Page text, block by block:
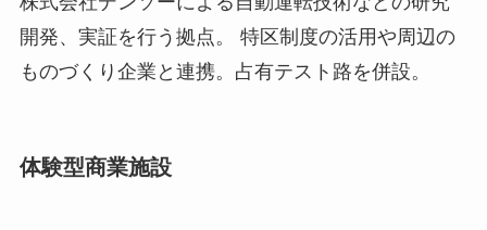
開発、実証を行う拠点。 特区制度の活用や周辺の
ものづくり企業と連携。占有テスト路を併設。
体験型商業施設